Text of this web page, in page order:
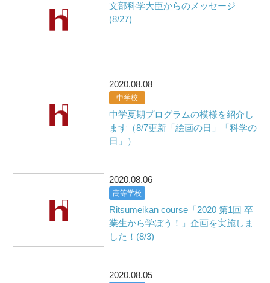
文部科学大臣からのメッセージ
(8/27)
2020.08.08
中学校
中学夏期プログラムの模様を紹介し
ます（8/7更新「絵画の日」「科学の
日」）
2020.08.06
高等学校
Ritsumeikan course「2020 第1回 卒
業生から学ぼう！」企画を実施しま
した！(8/3)
2020.08.05